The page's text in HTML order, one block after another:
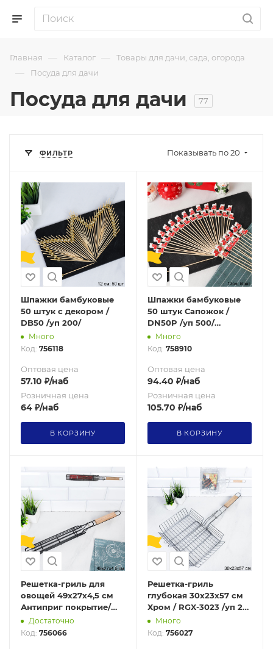
Главная — Каталог — Товары для дачи, сада, огорода
— Посуда для дачи
Посуда для дачи 77
ФИЛЬТР Показывать по 20
Шпажки бамбуковые
50 штук с декором /
DB50 /уп 200/
Много
Код: 756118
Оптовая цена
57.10 ₽/наб
Розничная цена
64 ₽/наб
В КОРЗИНУ
Шпажки бамбуковые
50 штук Сапожок /
DN50P /уп 500/
новогодние
Много
Код: 758910
Оптовая цена
94.40 ₽/наб
Розничная цена
105.70 ₽/наб
В КОРЗИНУ
Решетка-гриль для
овощей 49х27х4,5 см
Антиприг покрытие/
RGV-4927 /уп 50/ 0,23
Достаточно
Код: 756066
Решетка-гриль
глубокая 30х23х57 см
Хром / RGX-3023 /уп 24/
0,54Много
Код: 756027